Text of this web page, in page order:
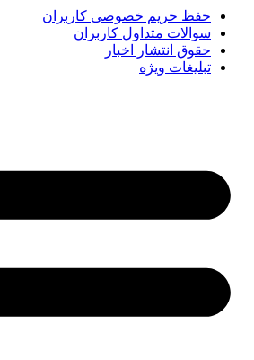
حفظ حریم خصوصی کاربران
سوالات متداول کاربران
حقوق انتشار اخبار
تبلیغات ویژه